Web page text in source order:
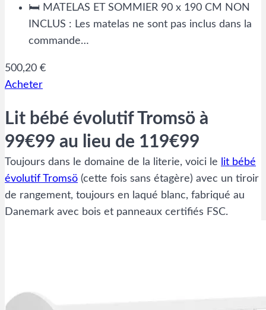
🛏️ MATELAS ET SOMMIER 90 x 190 CM NON
INCLUS : Les matelas ne sont pas inclus dans la
commande…
500,20 €
Acheter
Lit bébé évolutif Tromsö à
99€99 au lieu de 119€99
Toujours dans le domaine de la literie, voici le
lit bébé
évolutif Tromsö (cette fois sans étagère) avec un tiroir
de rangement, toujours en laqué blanc, fabriqué au
Danemark avec bois et panneaux certifiés FSC.